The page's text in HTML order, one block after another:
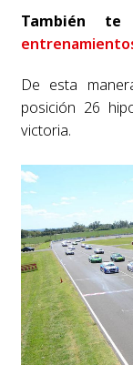
También
De esta
posición 26
victoria.